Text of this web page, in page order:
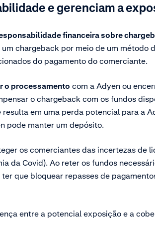
e gerenciam a
financeira sobre
chargeback por meio de um método
do pagamento do comerciante.
o processamento com a Adyen ou
o chargeback com os fundos
em uma perda potencial para a
pode manter um depósito.
os comerciantes das incertezas de
da Covid). Ao reter os fundos
ter que bloquear repasses de
entre a potencial exposição e a